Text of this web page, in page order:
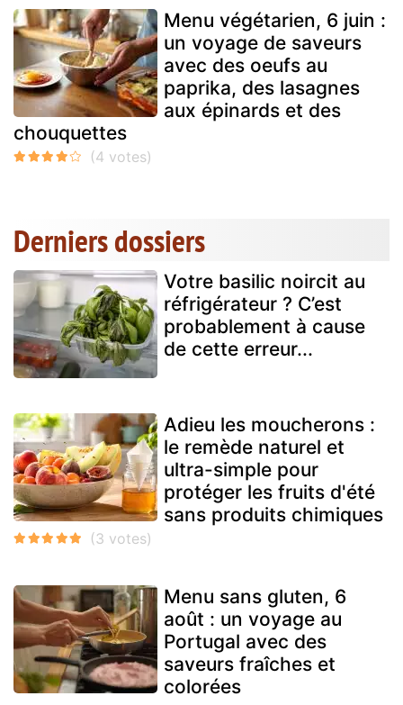
Menu végétarien, 6 juin :
un voyage de saveurs
avec des oeufs au
paprika, des lasagnes
aux épinards et des
chouquettes
Derniers dossiers
Votre basilic noircit au
réfrigérateur ? C’est
probablement à cause
de cette erreur...
Adieu les moucherons :
le remède naturel et
ultra-simple pour
protéger les fruits d'été
sans produits chimiques
Menu sans gluten, 6
août : un voyage au
Portugal avec des
saveurs fraîches et
colorées